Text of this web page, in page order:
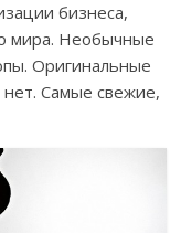
бизнеса,
мира. Необычные
Оригинальные
Самые свежие,